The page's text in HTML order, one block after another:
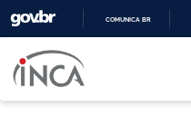
COMUNICA BR
navigation